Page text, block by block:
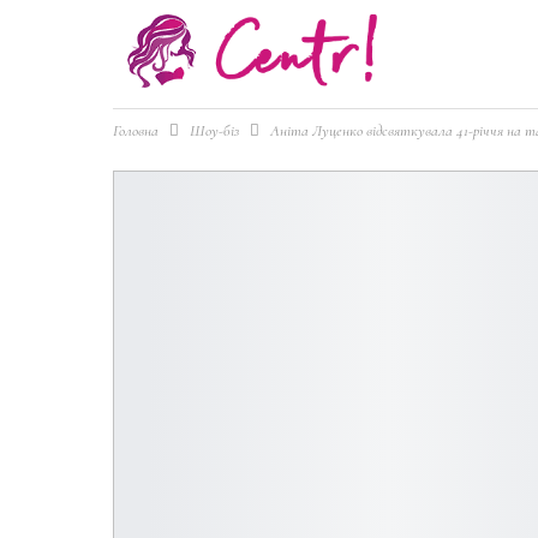
Головна Шоу-біз Аніта Луценко відсвяткувала 41-річчя на